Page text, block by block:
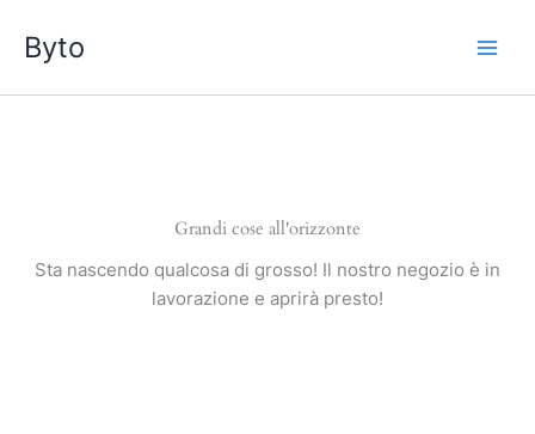
contenuto
Byto
Grandi cose all'orizzonte
Sta nascendo qualcosa di grosso! Il nostro negozio è in
lavorazione e aprirà presto!